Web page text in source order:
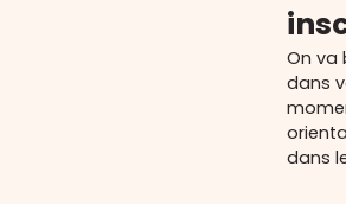
On va
dans
dans